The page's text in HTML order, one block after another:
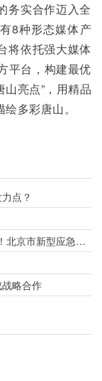
务实合作迈入全
8种形态媒体产
将依托强大媒体
平台，构建最优
山亮点”，用精品
多彩唐山。
点？
急广播体系基本建成
略合作